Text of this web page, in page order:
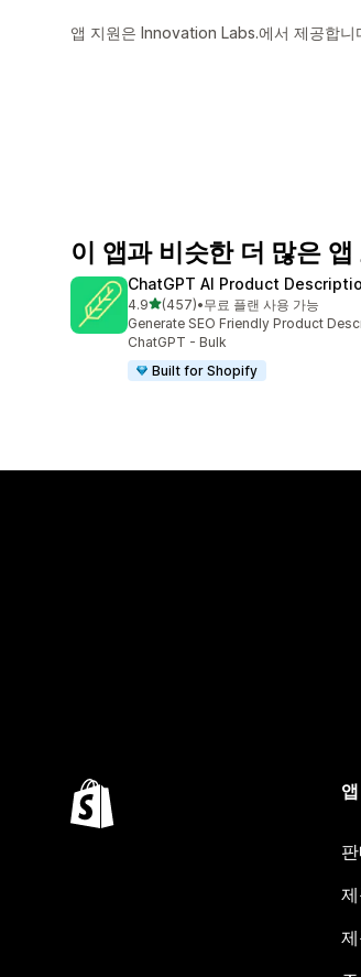
앱 지원은 Innovation Labs.에서 제공합니
이 앱과 비슷한 더 많은 앱
ChatGPT AI Product
4.9별 5개 중
(457)
총 리뷰 457개
•무료 플랜 사용 가능
Generate SEO Friendly Product
ChatGPT - Bulk
Built for Shopify